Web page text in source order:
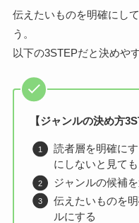
伝えたいものを明確にし
う。
以下の3STEPだと決めや
【ジャンルの決め方
読者層を明確に
にしないと見ても
ジャンルの候補
伝えたいものを
ルにする